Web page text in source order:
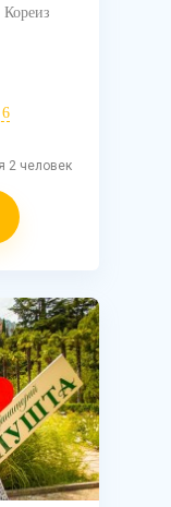
Кореиз
2 человек